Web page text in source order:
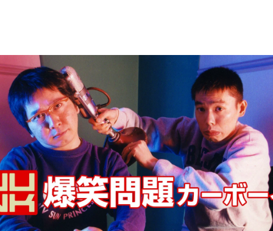
お知らせ
イベント・グッズ
YouTube
会社情報